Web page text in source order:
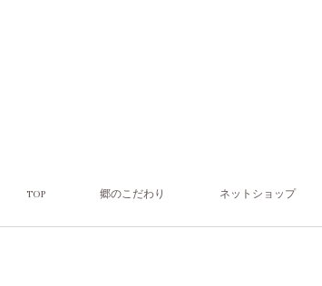
TOP 郷のこだわり ネットショップ